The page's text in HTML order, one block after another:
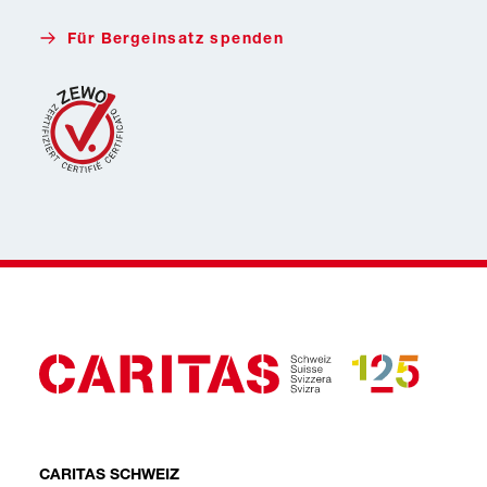
Donate with Twint
Für Bergeinsatz spenden
CARITAS SCHWEIZ